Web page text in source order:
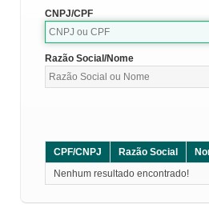
CNPJ/CPF
Razão Social/Nome
CPF/CNPJ Razão Social
Nenhum resultado encontrado!